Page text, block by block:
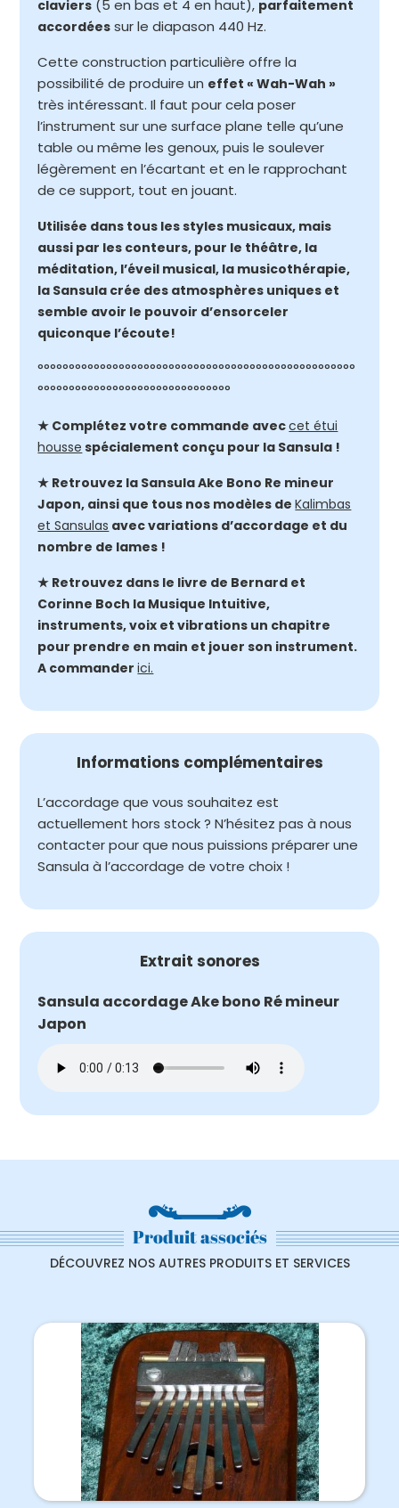
claviers (5 en bas et 4 en haut), parfaitement
accordées sur le diapason 440 Hz.
Cette construction particulière offre la
possibilité de produire un effet « Wah-Wah »
très intéressant. Il faut pour cela poser
l’instrument sur une surface plane telle qu’une
table ou même les genoux, puis le soulever
légèrement en l’écartant et en le rapprochant
de ce support, tout en jouant.
Utilisée dans tous les styles musicaux, mais
aussi par les conteurs, pour le théâtre, la
méditation, l’éveil musical, la musicothérapie,
la Sansula crée des atmosphères uniques et
semble avoir le pouvoir d’ensorceler
quiconque l’écoute!
°°°°°°°°°°°°°°°°°°°°°°°°°°°°°°°°°°°°°°°°°°°°°°°°°°°
°°°°°°°°°°°°°°°°°°°°°°°°°°°°°°°
★ Complétez votre commande aveccet étui
housse spécialement conçu pour la Sansula !
★ Retrouvez la Sansula Ake Bono Re mineur
Japon, ainsi que tous nos modèles deKalimbas
et Sansulas avec variations d’accordage et du
nombre de lames !
★ Retrouvez dans le livre de Bernard et
Corinne Boch la Musique Intuitive,
instruments, voix et vibrations un chapitre
pour prendre en main et jouer son instrument.
A commanderici.
Informations complémentaires
L’accordage que vous souhaitez est
actuellement hors stock ? N’hésitez pas à nous
contacter pour que nous puissions préparer une
Sansula à l’accordage de votre choix !
Extrait sonores
Sansula accordage Ake bono Ré mineur
Japon
Produit associés
DÉCOUVREZ NOS AUTRES PRODUITS ET SERVICES